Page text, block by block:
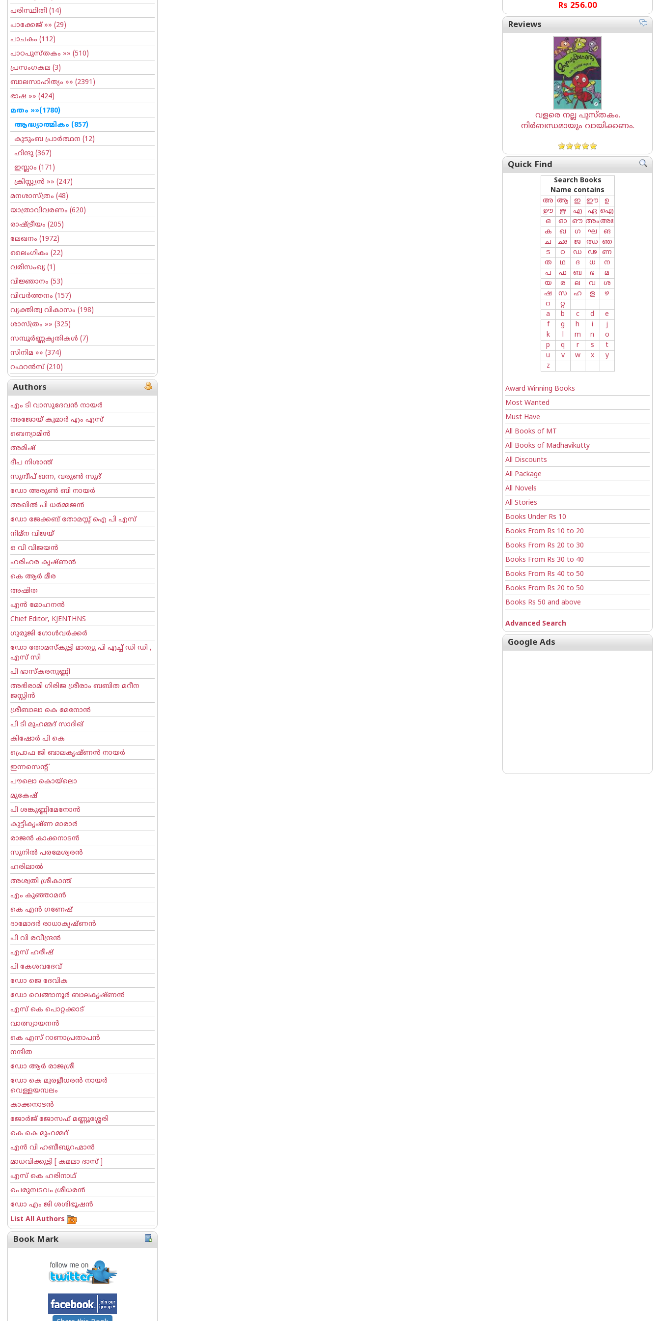
പരിസ്ഥിതി (14)
പാക്കേജ് »» (29)
പാചകം (112)
പാഠപുസ്തകം »» (510)
പ്രസംഗകല (3)
ബാലസാഹിത്യം »» (2391)
ഭാഷ »» (424)
മതം »»(1780)
ആദ്ധ്യാത്മികം (857)
കുടുംബ പ്രാര്‍ത്ഥന (12)
ഹിന്ദു (367)
ഇസ്ലാം (171)
ക്രിസ്റ്റ്യന്‍ »» (247)
മനശാസ്ത്രം (48)
യാത്രാവിവരണം (620)
രാഷ്ട്രീയം (205)
ലേഖനം (1972)
ലൈംഗികം (22)
വരിസംഖ്യ (1)
വിജ്ഞാനം (53)
വിവര്‍ത്തനം (157)
വ്യക്തിത്വ വികാസം (198)
ശാസ്ത്രം »» (325)
സമ്പൂര്‍ണ്ണകൃതികള്‍ (7)
സിനിമ »» (374)
റഫറന്‍സ്(210)
Authors
എം ടി വാസുദേവന്‍ നായര്‍
അജോയ് കുമാര്‍ എം എസ്
ബെന്യാമിന്‍
അമിഷ്
ദീപ നിശാന്ത്
സുന്ദീപ് ഖന്ന, വരുൺ സൂദ്
ഡോ അരുണ്‍ ബി നായര്‍
അഖില്‍ പി ധര്‍മ്മജന്‍
ഡോ ജേക്കബ് തോമസ്സ് ഐ പി എസ്
നിമ്ന വിജയ്
ഒ വി വിജയന്‍
ഹരിഹര കൃഷ്ണൻ
കെ ആര്‍ മീര
അഷിത
എന്‍ മോഹനന്‍
Chief Editor, KJENTHNS
ഗുരുജി ഗോള്‍‌വര്‍ക്കര്‍
ഡോ തോമസ്കുട്ടി മാത്യു പി എച്ച് ഡി ഡി ,
എസ് സി
പി ഭാസ്കരനുണ്ണി
അഭിരാമി ഗിരിജ ശ്രീരാം ബബിത മറീന
ജസ്റ്റിന്‍
ശ്രീബാലാ കെ മേനോന്‍
പി ടി മുഹമ്മദ് സാദിഖ്‌
കിഷോർ പി കെ
പ്രൊഫ ജി ബാലകൃഷ്ണന്‍ നായര്‍
ഇന്നസെന്റ്‌
പൗലൊ കൊയ്ലൊ
മുകേഷ്
പി ശങ്കുണ്ണിമേനോന്‍
കുട്ടികൃഷ്ണ മാരാര്‍
രാജന്‍ കാക്കനാടന്‍
സുനില്‍ പരമേശ്വരന്‍
ഹരിലാല്‍
അശ്വതി ശ്രീകാന്ത്
എം കുഞ്ഞാമന്‍
കെ എന്‍ ഗണേഷ്
ദാമോദർ രാധാകൃഷ്ണൻ
പി വി രവീന്ദ്രന്‍
എസ് ഹരീഷ്
പി കേശവദേവ്‌
ഡോ ജെ ദേവിക
ഡോ വെങ്ങാനൂര്‍ ബാലകൃഷ്ണന്‍
എസ്‌ കെ പൊറ്റക്കാട്‌
വാത്സ്യായനന്‍
കെ എസ് റാണാപ്രതാപന്‍
നന്ദിത
ഡോ ആര്‍ രാജശ്രീ
ഡോ കെ മുരളീധരന്‍ നായര്‍
വെള്ളയമ്പലം
കാക്കനാടന്‍
ജോര്‍ജ് ജോസഫ് മണ്ണൂശ്ശേരി
കെ കെ മുഹമ്മദ്
എന്‍ വി ഹബീബുറഹ്മാന്‍
മാധവിക്കുട്ടി [ കമലാ ദാസ് ]
എസ് കെ ഹരിനാഥ്
പെരുമ്പടവം ശ്രീധര‌ന്‍
ഡോ എം ജി ശശിഭൂഷന്‍
List All Authors
Book Mark
Rs 256.00
Reviews
വളരെ നല്ല പുസ്തകം.
നിർബന്ധമായും വായിക്കണം.
Quick Find
Search Books
Name contains
അ ആ ഇ ഈ
ഉ
ഊ
ഋ എ ഏ ഐ
ഒ
ഓ ഔ അംഅഃ
ക
ഖ ഗ ഘ
ങ
ച
ഛ ജ ഝ ഞ
ട
ഠ ഡ ഢ
ണ
ത
ഥ ദ ധ
ന
പ
ഫ ബ ഭ
മ
യ
ര ല വ
ശ
ഷ
സ ഹ ള
ഴ
റ
റ്റ
a
b c d
e
f
g h i
j
k
l m n
o
p
q r s
t
u
v w x
y
z
Award Winning Books
Most Wanted
Must Have
All Books of MT
All Books of Madhavikutty
All Discounts
All Package
All Novels
All Stories
Books Under Rs 10
Books From Rs 10 to 20
Books From Rs 20 to 30
Books From Rs 30 to 40
Books From Rs 40 to 50
Books From Rs 20 to 50
Books Rs 50 and above
Advanced Search
Google Ads